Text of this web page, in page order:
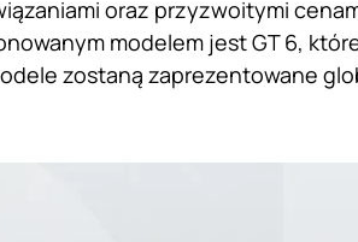
oraz przyzwoitymi
modelem jest GT 6,
zostaną zaprezentowane